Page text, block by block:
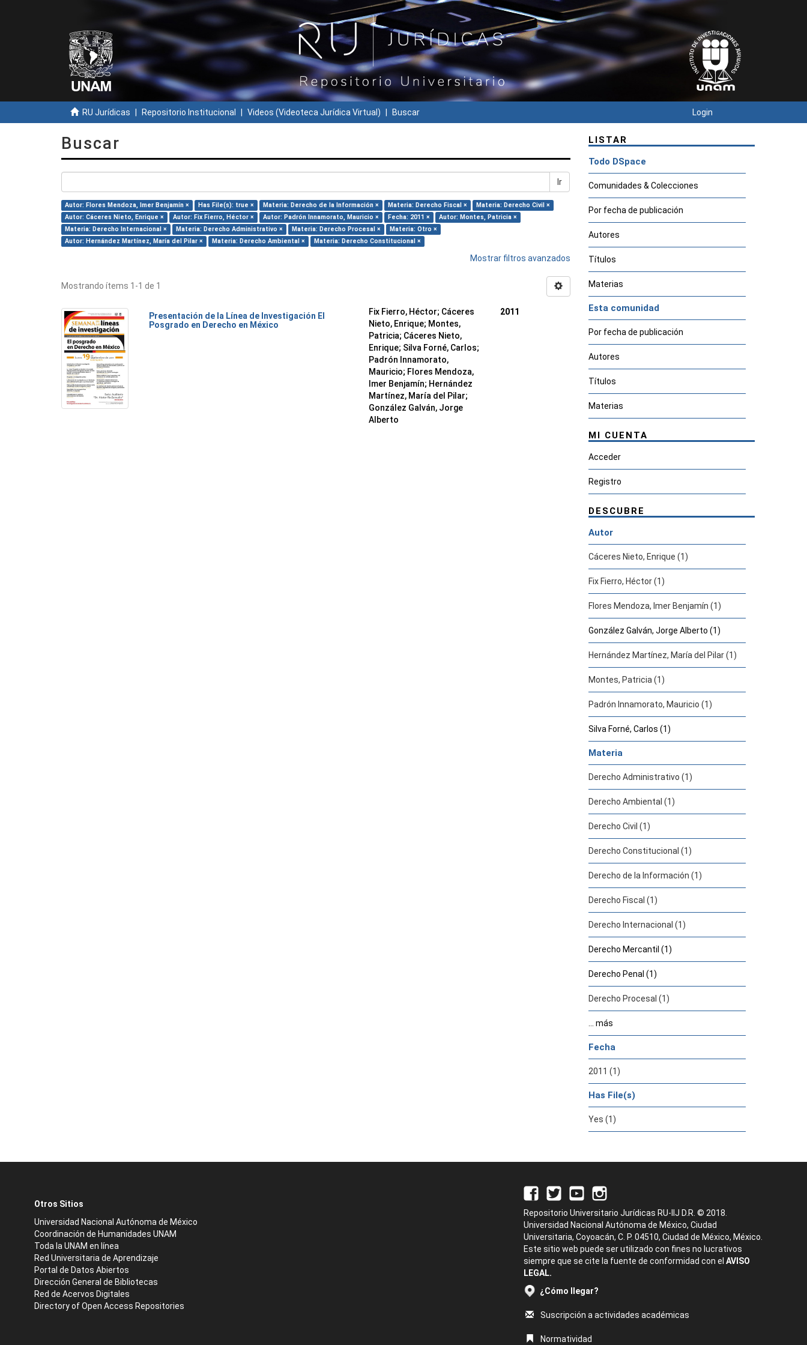
RU Jurídicas Repositorio Institucional Videos (Videoteca Jurídica Virtual) Buscar Login
Buscar
Ir
Autor: Flores Mendoza, Imer Benjamín × Has File(s): true × Materia: Derecho de la Información × Materia: Derecho Fiscal ×
Materia: Derecho Civil ×
Autor: Cáceres Nieto, Enrique ×
Autor: Fix Fierro, Héctor × Autor: Padrón Innamorato, Mauricio × Fecha: 2011 ×
Autor: Montes, Patricia ×
Materia: Derecho Internacional ×
Materia: Derecho Administrativo × Materia: Derecho Procesal ×
Materia: Otro ×
Autor: Hernández Martínez, María del Pilar ×
Materia: Derecho Ambiental × Materia: Derecho Constitucional ×
Mostrar filtros avanzados
Mostrando ítems 1-1 de 1
Presentación de la Línea de Investigación El
Posgrado en Derecho en México
Fix Fierro, Héctor; Cáceres
Nieto, Enrique; Montes,
Patricia; Cáceres Nieto,
Enrique; Silva Forné, Carlos;
Padrón Innamorato,
Mauricio; Flores Mendoza,
Imer Benjamín; Hernández
Martínez, María del Pilar;
González Galván, Jorge
Alberto
2011
LISTAR
Todo DSpace
Comunidades & Colecciones
Por fecha de publicación
Autores
Títulos
Materias
Esta comunidad
Por fecha de publicación
Autores
Títulos
Materias
MI CUENTA
Acceder
Registro
DESCUBRE
Autor
Cáceres Nieto, Enrique (1)
Fix Fierro, Héctor (1)
Flores Mendoza, Imer Benjamín (1)
González Galván, Jorge Alberto (1)
Hernández Martínez, María del Pilar (1)
Montes, Patricia (1)
Padrón Innamorato, Mauricio (1)
Silva Forné, Carlos (1)
Materia
Derecho Administrativo (1)
Derecho Ambiental (1)
Derecho Civil (1)
Derecho Constitucional (1)
Derecho de la Información (1)
Derecho Fiscal (1)
Derecho Internacional (1)
Derecho Mercantil (1)
Derecho Penal (1)
Derecho Procesal (1)
... más
Fecha
2011 (1)
Has File(s)
Yes (1)
Otros Sitios
Universidad Nacional Autónoma de México
Coordinación de Humanidades UNAM
Toda la UNAM en línea
Red Universitaria de Aprendizaje
Portal de Datos Abiertos
Dirección General de Bibliotecas
Red de Acervos Digitales
Directory of Open Access Repositories
Repositorio Universitario Jurídicas RU-IIJ D.R. © 2018.
Universidad Nacional Autónoma de México, Ciudad
Universitaria, Coyoacán, C. P. 04510, Ciudad de México, México.
Este sitio web puede ser utilizado con fines no lucrativos
siempre que se cite la fuente de conformidad con el AVISO
LEGAL.
¿Cómo llegar?
Suscripción a actividades académicas
Normatividad